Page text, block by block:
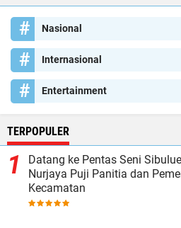
Nasional
Internasional
Entertainment
TERPOPULER
Datang ke Pentas Seni
Nurjaya Puji Panitia dan
Kecamatan